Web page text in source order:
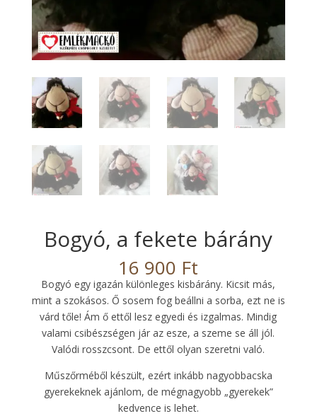
Bogyó, a fekete bárány
16 900 Ft
Bogyó egy igazán különleges kisbárány. Kicsit más,
mint a szokásos. Ő sosem fog beállni a sorba, ezt ne is
várd tőle! Ám ő ettől lesz egyedi és izgalmas. Mindig
valami csibészségen jár az esze, a szeme se áll jól.
Valódi rosszcsont. De ettől olyan szeretni való.
Műszőrméből készült, ezért inkább nagyobbacska
gyerekeknek ajánlom, de mégnagyobb „gyerekek”
kedvence is lehet.